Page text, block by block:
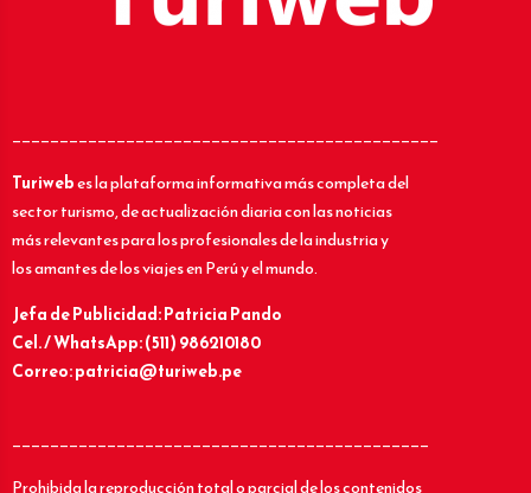
_____________________________________________
Turiwebes la plataforma informativa más completa del
sector turismo, de actualización diaria con las noticias
más relevantes para los profesionales de la industria y
los amantes de los viajes en Perú y el mundo.
Jefa de Publicidad: Patricia Pando
Cel. / WhatsApp: (511) 986210180
Correo: patricia@turiweb.pe
____________________________________________
Prohibida la reproducción total o parcial de los contenidos